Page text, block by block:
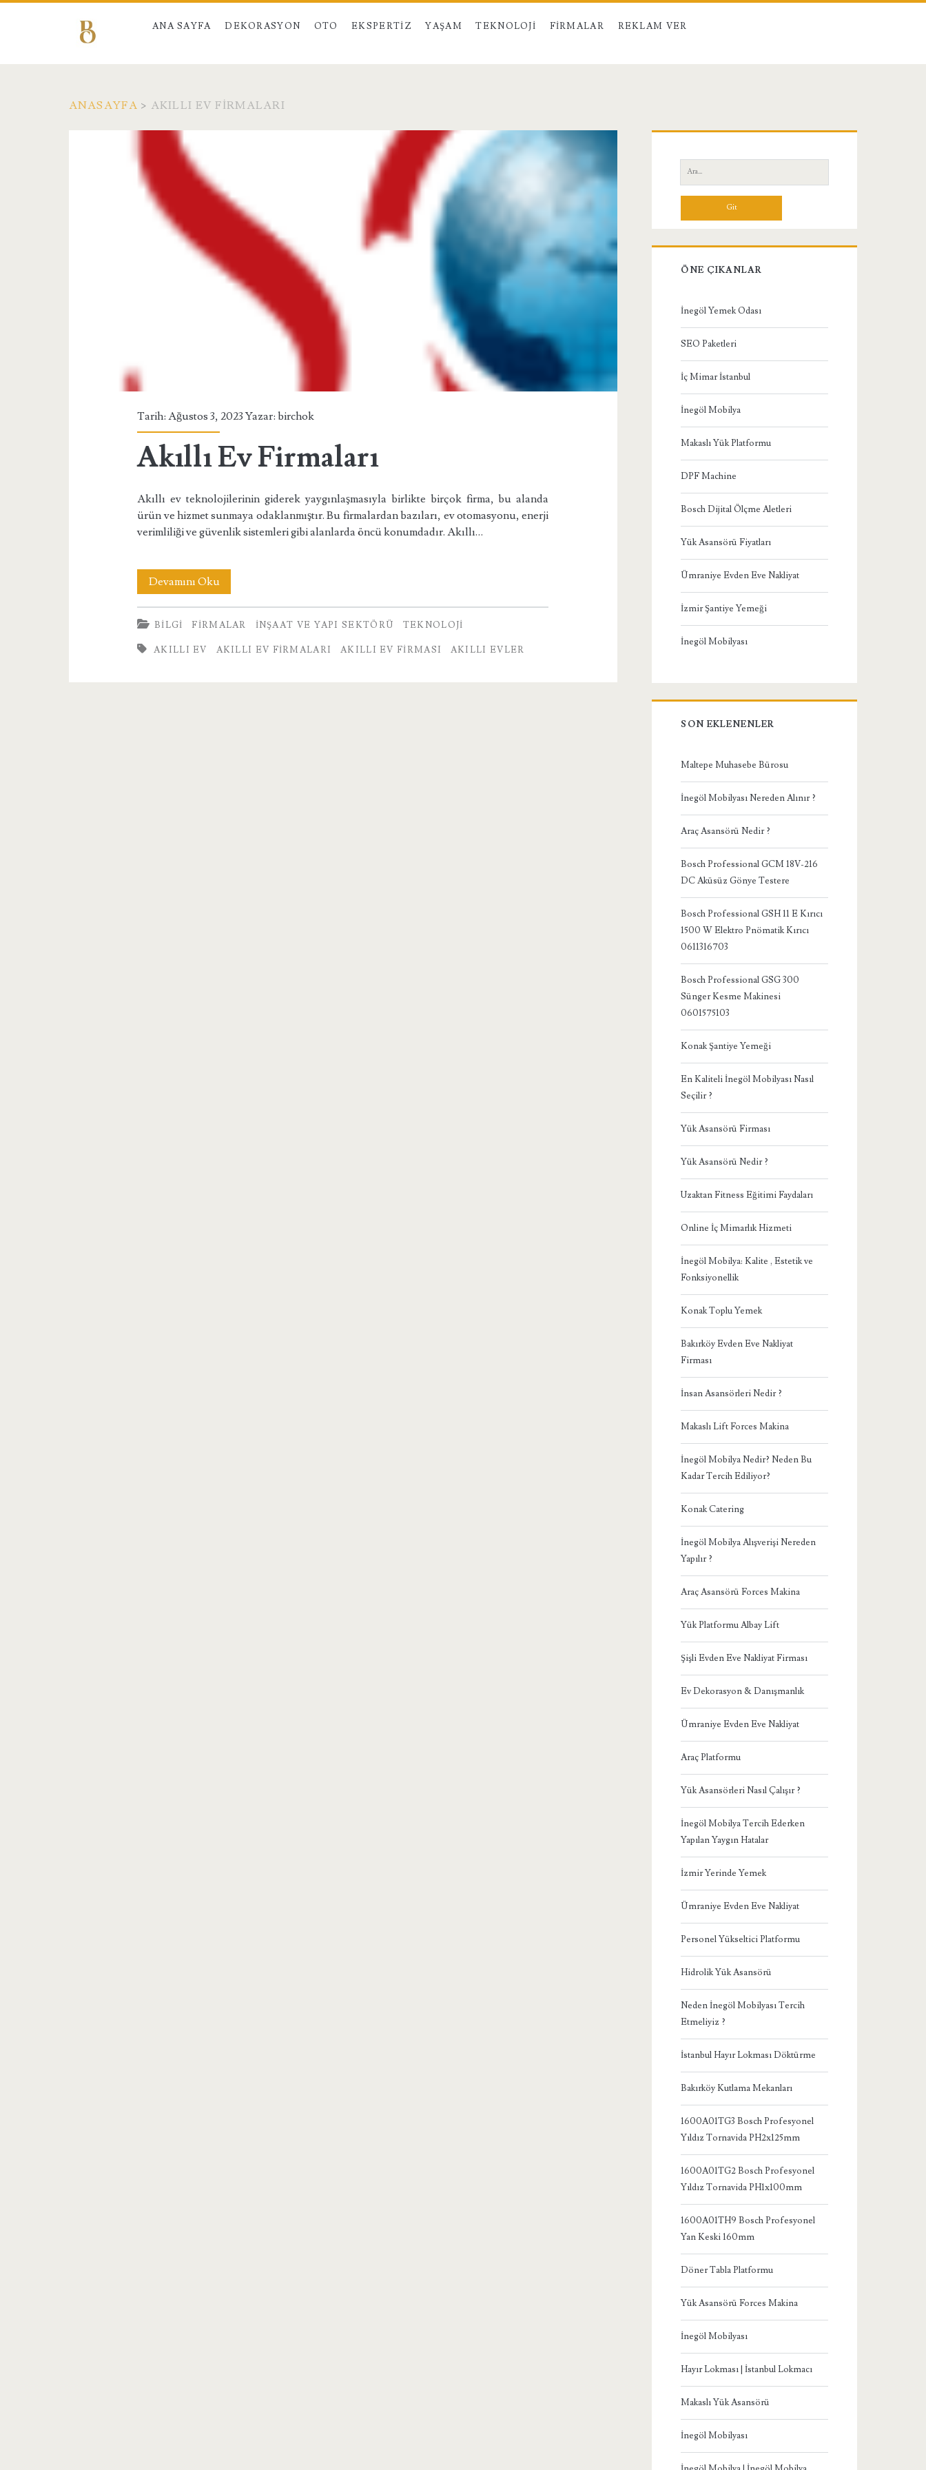
ANA SAYFA DEKORASYON OTO EKSPERTIZ YAŞAM TEKNOLOJI FIRMALAR REKLAM VER
ANASAYFA > AKILLI EV FIRMALARI
<span>Akıllı
Firmaları</span>
Tarih: Ağustos 3, 2023 Yazar:birchok
Akıllı Ev Firmaları
Akıllı ev teknolojilerinin giderek yaygınlaşmasıyla birlikte birçok firma, bu alanda
ürün ve hizmet sunmaya odaklanmıştır. Bu firmalardan bazıları, ev otomasyonu, enerji
verimliliği ve güvenlik sistemleri gibi alanlarda öncü konumdadır. Akıllı…
Devamını OkuAkıllı
Ev
Firmaları
BILGI FIRMALAR İNŞAAT VE YAPI SEKTÖRÜ TEKNOLOJI
AKILLI EV AKILLI EV FIRMALARI AKILLI EV FIRMASI AKILLI EVLER
Yan
Menü
Ara:
ÖNE ÇIKANLAR
İnegöl Yemek Odası
SEO Paketleri
İç Mimar İstanbul
İnegöl Mobilya
Makaslı Yük Platformu
DPF Machine
Bosch Dijital Ölçme Aletleri
Yük Asansörü Fiyatları
Ümraniye Evden Eve Nakliyat
İzmir Şantiye Yemeği
İnegöl Mobilyası
SON EKLENENLER
Maltepe Muhasebe Bürosu
İnegöl Mobilyası Nereden Alınır ?
Araç Asansörü Nedir ?
Bosch Professional GCM 18V-216
DC Aküsüz Gönye Testere
Bosch Professional GSH 11 E Kırıcı
1500 W Elektro Pnömatik Kırıcı
0611316703
Bosch Professional GSG 300
Sünger Kesme Makinesi
0601575103
Konak Şantiye Yemeği
En Kaliteli İnegöl Mobilyası Nasıl
Seçilir ?
Yük Asansörü Firması
Yük Asansörü Nedir ?
Uzaktan Fitness Eğitimi Faydaları
Online İç Mimarlık Hizmeti
İnegöl Mobilya: Kalite , Estetik ve
Fonksiyonellik
Konak Toplu Yemek
Bakırköy Evden Eve Nakliyat
Firması
İnsan Asansörleri Nedir ?
Makaslı Lift Forces Makina
İnegöl Mobilya Nedir? Neden Bu
Kadar Tercih Ediliyor?
Konak Catering
İnegöl Mobilya Alışverişi Nereden
Yapılır ?
Araç Asansörü Forces Makina
Yük Platformu Albay Lift
Şişli Evden Eve Nakliyat Firması
Ev Dekorasyon & Danışmanlık
Ümraniye Evden Eve Nakliyat
Araç Platformu
Yük Asansörleri Nasıl Çalışır ?
İnegöl Mobilya Tercih Ederken
Yapılan Yaygın Hatalar
İzmir Yerinde Yemek
Ümraniye Evden Eve Nakliyat
Personel Yükseltici Platformu
Hidrolik Yük Asansörü
Neden İnegöl Mobilyası Tercih
Etmeliyiz ?
İstanbul Hayır Lokması Döktürme
Bakırköy Kutlama Mekanları
1600A01TG3 Bosch Profesyonel
Yıldız Tornavida PH2x125mm
1600A01TG2 Bosch Profesyonel
Yıldız Tornavida PH1x100mm
1600A01TH9 Bosch Profesyonel
Yan Keski 160mm
Döner Tabla Platformu
Yük Asansörü Forces Makina
İnegöl Mobilyası
Hayır Lokması | İstanbul Lokmacı
Makaslı Yük Asansörü
İnegöl Mobilyası